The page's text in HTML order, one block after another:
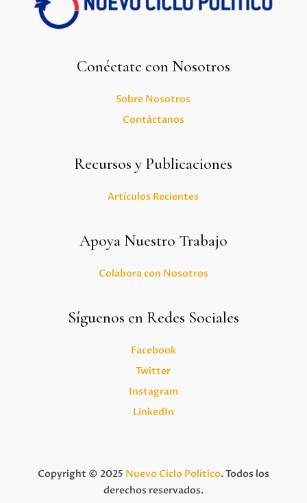
Conéctate con Nosotros
Sobre Nosotros
Contáctanos
Recursos y Publicaciones
Artículos Recientes
Apoya Nuestro Trabajo
Colabora con Nosotros
Síguenos en Redes Sociales
Facebook
Twitter
Instagram
LinkedIn
Copyright © 2025 Nuevo Ciclo Político. Todos los
derechos reservados.